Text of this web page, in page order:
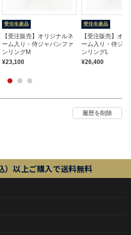
受注生産品
【受注販売】オリジナルネ
ーム入り・侍ジャパンファ
ンリングM
¥23,100
受注生産品
【受注販売】オ
ーム入り・侍ジャ
ンリングL
¥26,400
）以上ご購入で送料無料